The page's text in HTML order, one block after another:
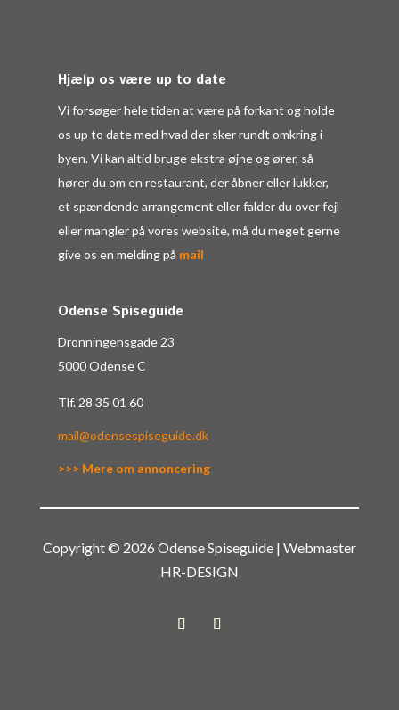
Hjælp os være up to date
Vi forsøger hele tiden at være på forkant og holde
os up to date med hvad der sker rundt omkring i
byen. Vi kan altid bruge ekstra øjne og ører, så
hører du om en restaurant, der åbner eller lukker,
et spændende arrangement eller falder du over fejl
eller mangler på vores website, må du meget gerne
give os en melding på mail
Odense Spiseguide
Dronningensgade 23
5000 Odense C
Tlf. 28 35 01 60
mail@odensespiseguide.dk
>>> Mere om annoncering
Copyright © 2026 Odense Spiseguide | Webmaster
HR-DESIGN